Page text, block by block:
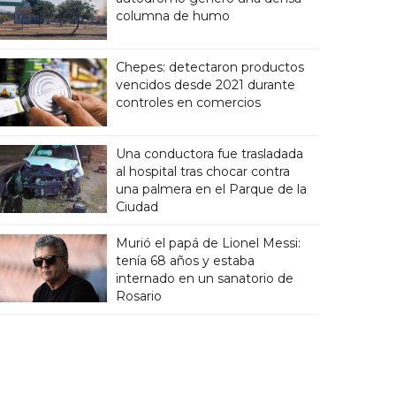
columna de humo
Chepes: detectaron productos
vencidos desde 2021 durante
controles en comercios
Una conductora fue trasladada
al hospital tras chocar contra
una palmera en el Parque de la
Ciudad
Murió el papá de Lionel Messi:
tenía 68 años y estaba
internado en un sanatorio de
Rosario